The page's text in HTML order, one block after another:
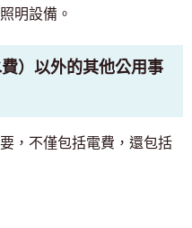
明設備。
）以外的其他公用事
，不僅包括電費，還包括